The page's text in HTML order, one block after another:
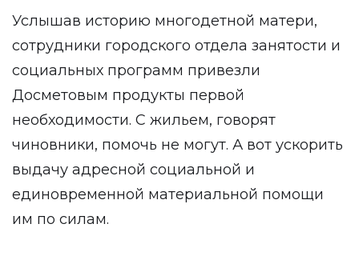
Услышав историю многодетной матери,
сотрудники городского отдела занятости и
социальных программ привезли
Досметовым продукты первой
необходимости. С жильем, говорят
чиновники, помочь не могут. А вот ускорить
выдачу адресной социальной и
единовременной материальной помощи
им по силам.